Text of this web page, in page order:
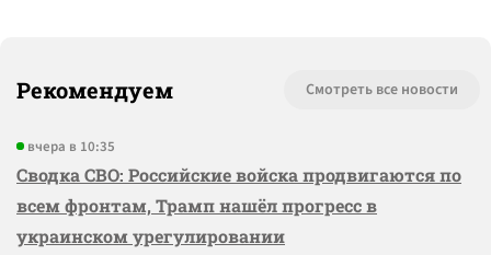
Рекомендуем Смотреть все новости
вчера в 10:35
Сводка СВО: Российские войска продвигаются по
всем фронтам, Трамп нашёл прогресс в
украинском урегулировании